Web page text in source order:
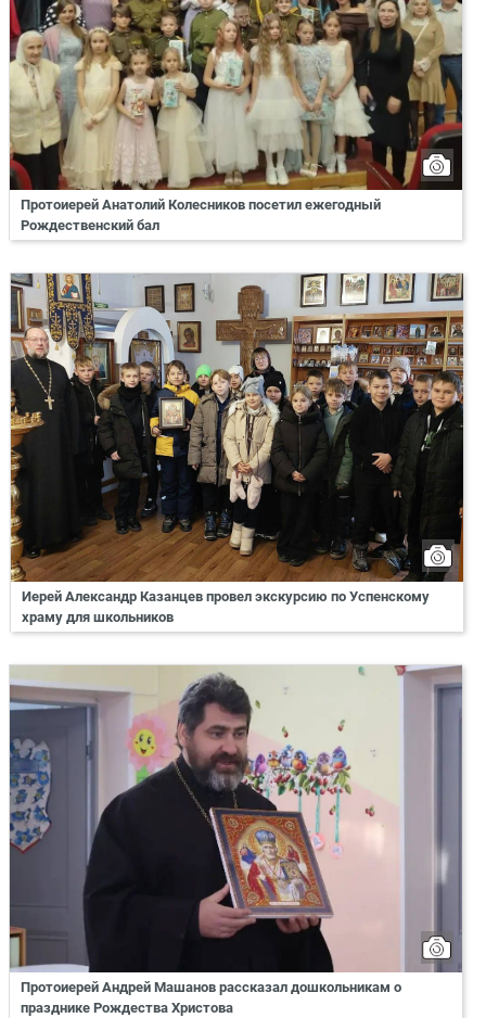
Протоиерей Анатолий Колесников посетил ежегодный
Рождественский бал
Иерей Александр Казанцев провел экскурсию по Успенскому
храму для школьников
Протоиерей Андрей Машанов рассказал дошкольникам о
празднике Рождества Христова